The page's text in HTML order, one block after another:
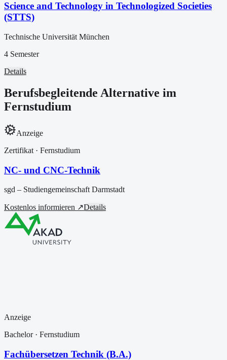
Science and Technology in Technologized Societies
(STTS)
Technische Universität München
4 Semester
Details
Berufsbegleitende Alternative im
Fernstudium
Anzeige
Zertifikat · Fernstudium
NC- und CNC-Technik
sgd – Studiengemeinschaft Darmstadt
Kostenlos informieren ↗Details
Anzeige
Bachelor· Fernstudium
Fachübersetzen Technik (B.A.)